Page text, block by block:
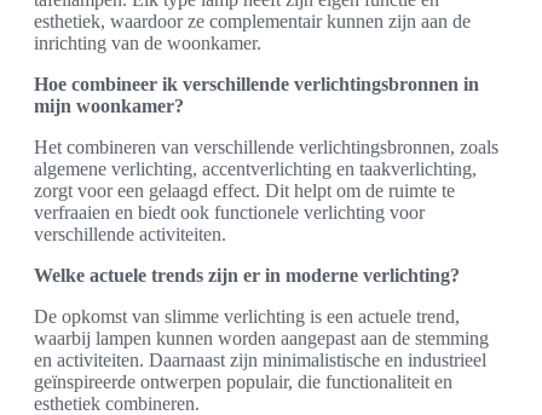
esthetiek, waardoor ze complementair kunnen zijn aan de
inrichting van de woonkamer.
Hoe combineer ik verschillende verlichtingsbronnen in
mijn woonkamer?
Het combineren van verschillende verlichtingsbronnen, zoals
algemene verlichting, accentverlichting en taakverlichting,
zorgt voor een gelaagd effect. Dit helpt om de ruimte te
verfraaien en biedt ook functionele verlichting voor
verschillende activiteiten.
Welke actuele trends zijn er in moderne verlichting?
De opkomst van slimme verlichting is een actuele trend,
waarbij lampen kunnen worden aangepast aan de stemming
en activiteiten. Daarnaast zijn minimalistische en industrieel
geïnspireerde ontwerpen populair, die functionaliteit en
esthetiek combineren.